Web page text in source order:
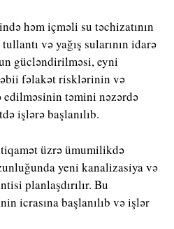
həm içməli su təchizatının
və yağış sularının idarə
gücləndirilməsi, eyni
fəlakət risklərinin və
edilməsinin təmini nəzərdə
işlərə başlanılıb.
üzrə ümumilikdə
yeni kanalizasiya və
planlaşdırılır. Bu
icrasına başlanılıb və işlər